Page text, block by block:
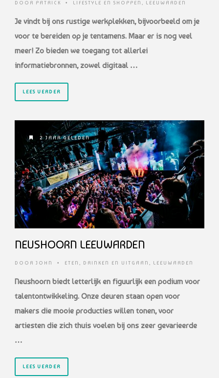
DOOR PATRICK • LIFESTYLE EN SHOPPEN , LEEUWARDEN
Je vindt bij ons rustige werkplekken, bijvoorbeeld om je
voor te bereiden op je tentamens. Maar er is nog veel
meer! Zo bieden we toegang tot allerlei
informatiebronnen, zowel digitaal …
LEES VERDER
2 JAAR GELEDEN
NEUSHOORN LEEUWARDEN
DOOR JOHN • ETEN, DRINKEN EN UITGAAN , LEEUWARDEN
Neushoorn biedt letterlijk en figuurlijk een podium voor
talentontwikkeling. Onze deuren staan open voor
makers die mooie producties willen tonen, voor
artiesten die zich thuis voelen bij ons zeer gevarieerde
…
LEES VERDER